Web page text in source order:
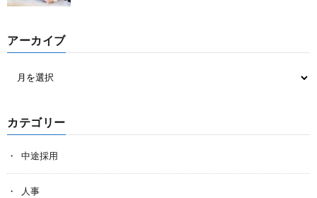
アーカイブ
カテゴリー
中途採用
人事